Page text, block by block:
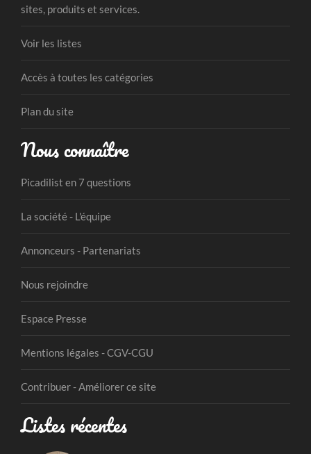
sites, produits et services.
Voir les listes
Accès à toutes les catégories
Plan du site
Nous connaître
Picadilist en 7 questions
La société - L'équipe
Annonceurs - Partenariats
Nous rejoindre
Espace Presse
Mentions légales - CGV-CGU
Contribuer - Améliorer ce site
Listes récentes